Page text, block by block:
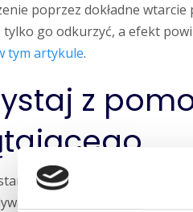
poprzez dokładne
go odkurzyć, a efekt
tym artykule.
z
usunąć powierzchowne
odzyska dawną